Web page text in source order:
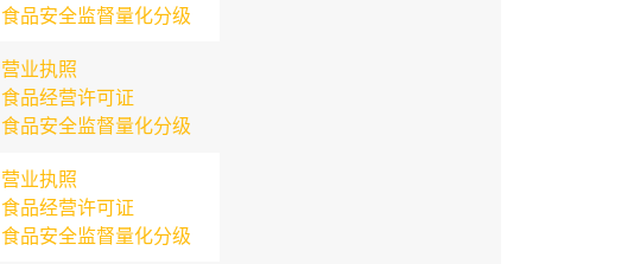
食品安全监督量化分级
营业执照
食品经营许可证
食品安全监督量化分级
营业执照
食品经营许可证
食品安全监督量化分级